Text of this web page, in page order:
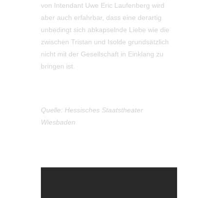
von Intendant Uwe Eric Laufenberg wird
aber auch erfahrbar, dass eine derartig
unbedingt sich abkapselnde Liebe wie die
zwischen Tristan und Isolde grundsätzlich
nicht mit der Gesellschaft in Einklang zu
bringen ist.
Quelle: Hessisches Staatstheater
Wiesbaden